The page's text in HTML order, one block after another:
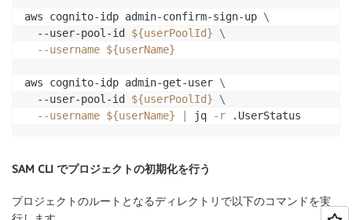
aws cognito-idp admin-confirm-sign-up \
  --user-pool-id
${userPoolId}
\
--username ${userName}
aws cognito-idp admin-get-user \
  --user-pool-id
${userPoolId}
\
--username ${userName} jq -r .UserStatus
SAM CLI でプロジェクトの初期化を行う
プロジェクトのルートとなるディレクトリで以下のコマンドを実